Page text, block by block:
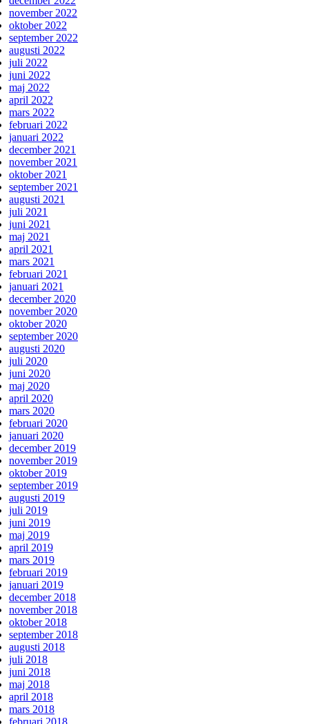
november 2022
oktober 2022
september 2022
augusti 2022
juli 2022
juni 2022
maj 2022
april 2022
mars 2022
februari 2022
januari 2022
december 2021
november 2021
oktober 2021
september 2021
augusti 2021
juli 2021
juni 2021
maj 2021
april 2021
mars 2021
februari 2021
januari 2021
december 2020
november 2020
oktober 2020
september 2020
augusti 2020
juli 2020
juni 2020
maj 2020
april 2020
mars 2020
februari 2020
januari 2020
december 2019
november 2019
oktober 2019
september 2019
augusti 2019
juli 2019
juni 2019
maj 2019
april 2019
mars 2019
februari 2019
januari 2019
december 2018
november 2018
oktober 2018
september 2018
augusti 2018
juli 2018
juni 2018
maj 2018
april 2018
mars 2018
februari 2018